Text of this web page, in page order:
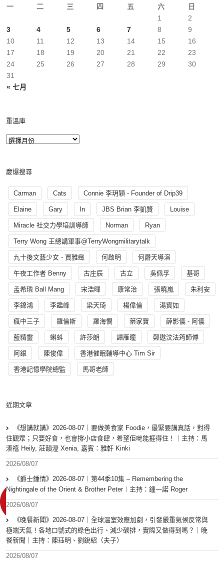
一
二 三 四 五 六 日
« 七月
1
2
3
4 5 6 7 8
9
10
11 12 13 14 15
16
17
18 19 20 21 22
23
24
25 26 27 28 29
30
31
重溫庫
慶爆搜尋
Carman Cats Connie 李玥穎 - Founder of Drip39
Elaine Gary In JBS Brian 李凱賢 Louise
Miracle 社交力學培訓導師 Norman Ryan
Terry Wong 王總講軍事@TerryWongmilitarytalk
九十後文藝少女 - 賈雅緻 何啟明 何爵天導演
午夜工作者 Benny 古庄辰 古立 吳佩孚 基哥
孟希璘 Ball Mang 宋浩暉 康常治 張曉嵐 朱利安
李錦鴻 李鑑峰 梁天琦 楊偉倫 湯寳如
瘋中三子 羅倫斯 羅海憫 葉家寶 薛影儀 - 阿儀
藍精靈 蝌蚪 許莎朗 譚雁瞳 鄭遨汶法筠師傅
阿銀 陳俊偉 香港催眠輔導中心 Tim Sir
香港記憶學院總監 馬哥老師
近期文章
《想講就講》2026-08-07｜要做美食家 Foodie，最緊要講真話，對得
住觀眾；只要好食，也會撐小店食肆，希望佢哋能捱得住！｜主持：馬
溱禧 Heily, 莊韻澄 Xenia, 嘉賓：雅軒 Kinki
2026/08/07
《爵士鍾情》2026-08-07︱第44季10集 – Remembering the
Nightingale of the Orient & Brother Peter︱主持：鍾一諾 Roger
2026/08/07
《晚餐新聞》2026-08-07｜全球溫室效應加劇，引發嚴重氣候反常與
極端天氣！各地口號式的綠色出行、減少碳排，實際又做得到嗎？｜晚
餐新聞｜主持：陳珏明、劉銳紹（夫子）
2026/08/07